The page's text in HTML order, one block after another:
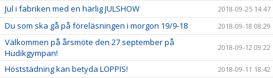
Jul i fabriken med en härlig JULSHOW 2018-09-25 14:47
Du som ska gå på föreläsningen i morgon 19/9-18 2018-09-18 08:29
Välkommen på årsmöte den 27 september på
Hudikgympan!
2018-09-12 09:22
Höststädning kan betyda LOPPIS!
2018-09-11 18:42